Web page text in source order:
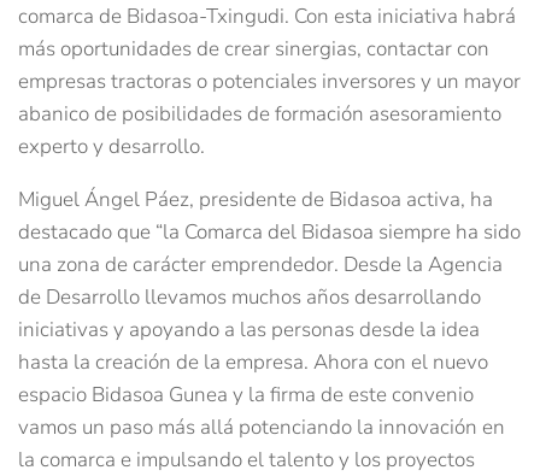
comarca de Bidasoa-Txingudi. Con esta iniciativa habrá
más oportunidades de crear sinergias, contactar con
empresas tractoras o potenciales inversores y un mayor
abanico de posibilidades de formación asesoramiento
experto y desarrollo.
Miguel Ángel Páez, presidente de Bidasoa activa, ha
destacado que “la Comarca del Bidasoa siempre ha sido
una zona de carácter emprendedor. Desde la Agencia
de Desarrollo llevamos muchos años desarrollando
iniciativas y apoyando a las personas desde la idea
hasta la creación de la empresa. Ahora con el nuevo
espacio Bidasoa Gunea y la firma de este convenio
vamos un paso más allá potenciando la innovación en
la comarca e impulsando el talento y los proyectos